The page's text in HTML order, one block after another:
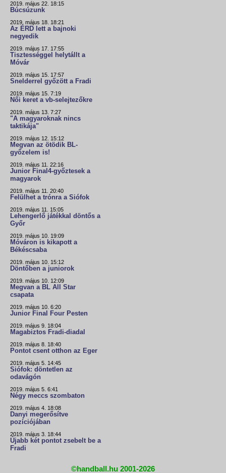
2019. május 22. 18:15
Búcsúzunk
2019. május 18. 18:21
Az ÉRD lett a bajnoki
negyedik
2019. május 17. 17:55
Tisztességgel helytállt a
Móvár
2019. május 15. 17:57
Snelderrel győzött a Fradi
2019. május 15. 7:19
Női keret a vb-selejtezőkre
2019. május 13. 7:27
"A magyaroknak nincs
taktikája"
2019. május 12. 15:12
Megvan az ötödik BL-
győzelem is!
2019. május 11. 22:16
Junior Final4-győztesek a
magyarok
2019. május 11. 20:40
Felülhet a trónra a Siófok
2019. május 11. 15:05
Lehengerlő játékkal döntős a
Győr
2019. május 10. 19:09
Móváron is kikapott a
Békéscsaba
2019. május 10. 15:12
Döntőben a juniorok
2019. május 10. 12:09
Megvan a BL All Star
csapata
2019. május 10. 6:20
Junior Final Four Pesten
2019. május 9. 18:04
Magabiztos Fradi-diadal
2019. május 8. 18:40
Pontot csent otthon az Eger
2019. május 5. 14:45
Siófok: döntetlen az
odavágón
2019. május 5. 6:41
Négy meccs szombaton
2019. május 4. 18:08
Danyi megerősítve
pozíciójában
2019. május 3. 18:44
Újabb két pontot zsebelt be a
Fradi
©handball.hu 2001-2026